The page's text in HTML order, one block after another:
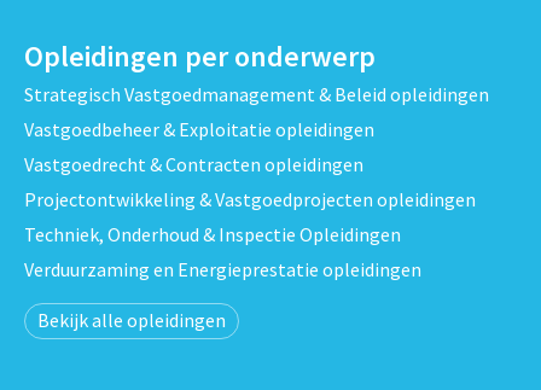
Opleidingen per onderwerp
Strategisch Vastgoedmanagement & Beleid opleidingen
Vastgoedbeheer & Exploitatie opleidingen
Vastgoedrecht & Contracten opleidingen
Projectontwikkeling & Vastgoedprojecten opleidingen
Techniek, Onderhoud & Inspectie Opleidingen
Verduurzaming en Energieprestatie opleidingen
Bekijk alle opleidingen